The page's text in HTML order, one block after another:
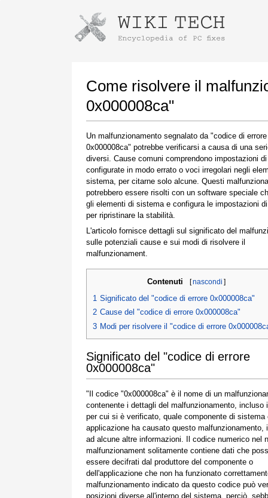
Come risolvere il
0x000008ca"
Un malfunzionamento segnalato da "codice di errore
0x000008ca" potrebbe verificarsi a causa di una
diversi. Cause comuni comprendono impostazioni
configurate in modo errato o voci irregolari negli
sistema, per citarne solo alcune. Questi
potrebbero essere risolti con un software speciale
gli elementi di sistema e configura le impostazioni
per ripristinare la stabilità.
L'articolo fornisce dettagli sul significato del
sulle potenziali cause e sui modi di risolvere il
malfunzionament.
Contenuti [nascondi ]
1 Significato del "codice di errore 0x000008ca"
2 Cause del "codice di errore 0x000008ca"
3 Modi per risolvere il "codice di errore
Significato del "codice di errore
0x000008ca"
"Il codice "0x000008ca" è il nome di un
contenente i dettagli del malfunzionamento, incluso
per cui si è verificato, quale componente di sistema
applicazione ha causato questo malfunzionamento,
ad alcune altre informazioni. Il codice numerico nel
malfunzionament solitamente contiene dati che
essere decifrati dal produttore del componente o
dell'applicazione che non ha funzionato
malfunzionamento indicato da questo codice può
posizioni diverse all'interno del sistema, perciò,
Istruzioni per il download con
Una volta completato il download, fare clic sul
collegamento al file scaricato